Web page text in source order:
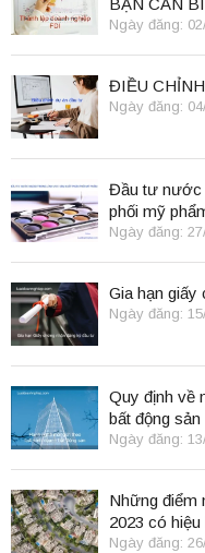
BẠN CẦN
Ngày đăng:
ĐIỀU
Ngày đăng:
Đầu tư nước
phối mỹ
Ngày đăng:
Gia hạn giấy
Ngày đăng:
Quy định về
bất động sản
Ngày đăng:
Những điểm
2023 có
Ngày đăng: